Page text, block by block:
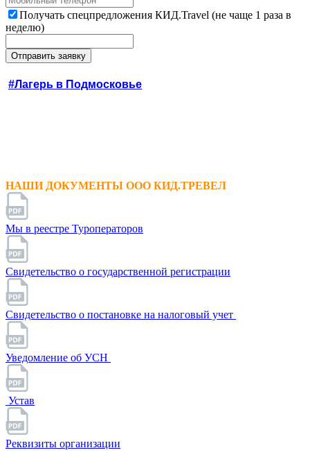
Получать спецпредложения КИД.Travel (не чаще 1 раза в
неделю)
#Лагерь в Подмосковье
НАШИ ДОКУМЕНТЫ ООО КИД.ТРЕВЕЛ
Мы в реестре Туроператоров
Свидетельство о государственной регистрации
Свидетельство о постановке на налоговый учет
Уведомление об УСН
Устав
Реквизиты организации